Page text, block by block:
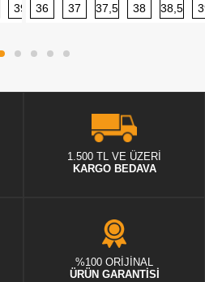
39 40 40,5 41 42 42,5
36 37 37,5 38 38,5
1.500 TL VE ÜZERİ
KARGO BEDAVA
%100 ORİJİNAL
ÜRÜN GARANTİSİ